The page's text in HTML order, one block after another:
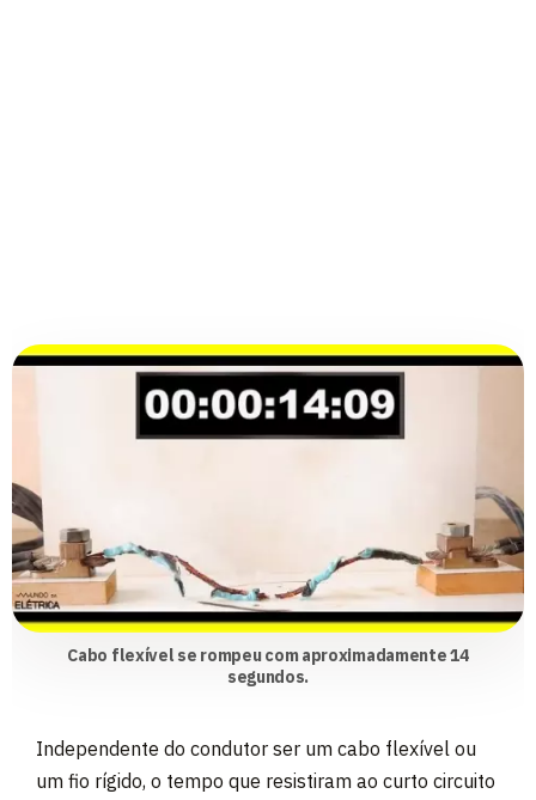
Cabo flexível se rompeu com aproximadamente 14
segundos.
Independente do condutor ser um cabo flexível ou
um fio rígido, o tempo que resistiram ao curto circuito